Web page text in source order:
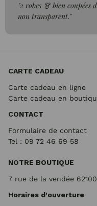
"2 robes 👗 bien coupées
non transparent."
CARTE CADEAU
Carte cadeau en ligne
Carte cadeau en
CONTACT
Formulaire de contact
Tel : 09 72 46 69 58
NOTRE BOUTIQUE
7 rue de la vendée
Horaires d'ouverture